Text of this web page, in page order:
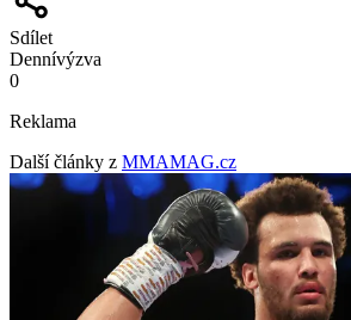
Sdílet
Dennívýzva
0
Reklama
Další články z MMAMAG.cz